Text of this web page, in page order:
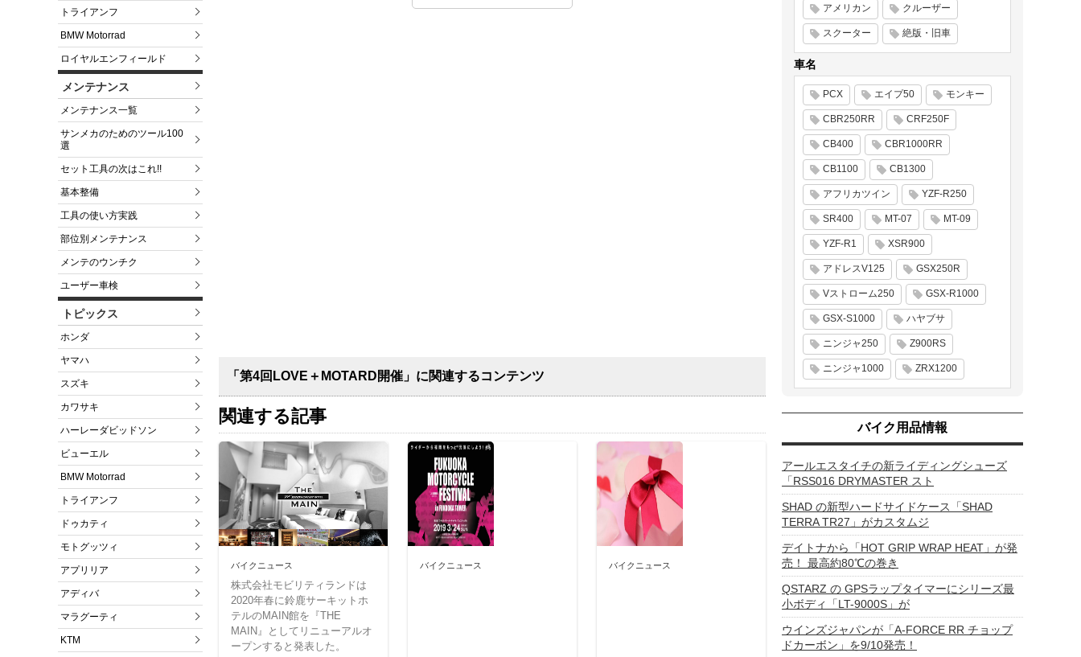
トライアンフ
BMW Motorrad
ロイヤルエンフィールド
メンテナンス
メンテナンス一覧
サンメカのためのツール100
選
セット工具の次はこれ!!
基本整備
工具の使い方実践
部位別メンテナンス
メンテのウンチク
ユーザー車検
トピックス
ホンダ
ヤマハ
スズキ
カワサキ
ハーレーダビッドソン
ビューエル
BMW Motorrad
トライアンフ
ドゥカティ
モトグッツィ
アプリリア
アディバ
マラグーティ
KTM
「第4回LOVE＋MOTARD開催」に関連するコンテンツ
関連する記事
バイクニュース
株式会社モビリティランドは
2020年春に鈴鹿サーキットホ
テルのMAIN館を『THE
MAIN』としてリニューアルオ
ープンすると発表した。
バイクニュース バイクニュース
アメリカン クルーザー
スクーター 絶版・旧車
車名
PCX エイプ50 モンキー
CBR250RR CRF250F
CB400 CBR1000RR
CB1100 CB1300
アフリカツイン YZF-R250
SR400 MT-07 MT-09
YZF-R1 XSR900
アドレスV125 GSX250R
Vストローム250 GSX-R1000
GSX-S1000 ハヤブサ
ニンジャ250 Z900RS
ニンジャ1000 ZRX1200
バイク用品情報
アールエスタイチの新ライディングシューズ
「RSS016 DRYMASTER スト
SHAD の新型ハードサイドケース「SHAD
TERRA TR27」がカスタムジ
デイトナから「HOT GRIP WRAP HEAT」が発
売！ 最高約80℃の巻き
QSTARZ の GPSラップタイマーにシリーズ最
小ボディ「LT-9000S」が
ウインズジャパンが「A-FORCE RR チョップ
ドカーボン」を9/10発売！